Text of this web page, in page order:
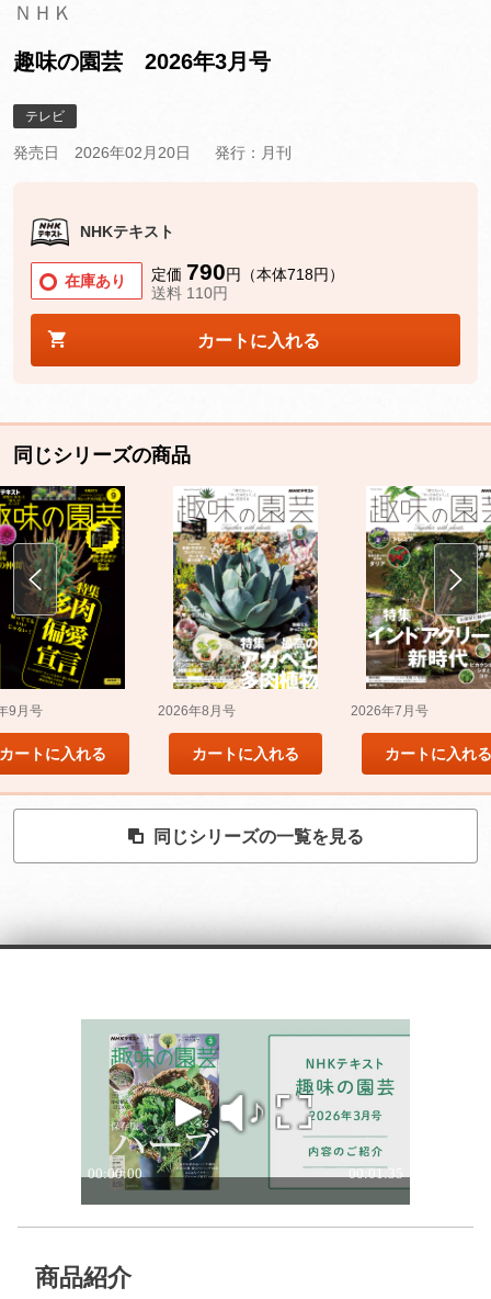
ＮＨＫ
趣味の園芸 2026年3月号
テレビ
発売日 2026年02月20日 発行：月刊
NHKテキスト
在庫あり 定価 790円（本体718円）
送料 110円
カートに入れる
同じシリーズの商品
9月号
カートに入れる
2026年8月号
カートに入れる
2026年7月号
カートに入れる
同じシリーズの一覧を見る
商品紹介